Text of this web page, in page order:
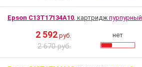
Epson C13T17134A10, картридж пурпурный
2 592 руб.
2 670 руб.
нет